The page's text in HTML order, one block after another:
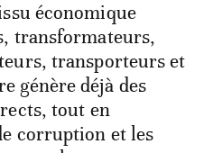
économique
transformateurs,
transporteurs et
génère déjà des
tout en
corruption et les